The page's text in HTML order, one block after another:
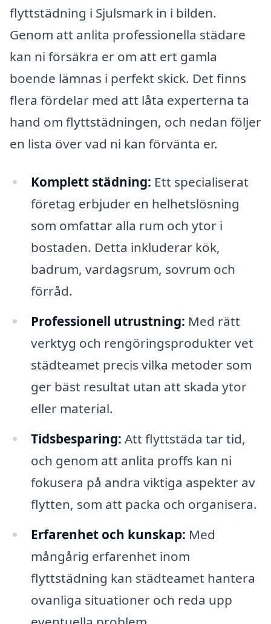
flyttstädning i Sjulsmark in i bilden.
Genom att anlita professionella städare
kan ni försäkra er om att ert gamla
boende lämnas i perfekt skick. Det finns
flera fördelar med att låta experterna ta
hand om flyttstädningen, och nedan följer
en lista över vad ni kan förvänta er.
Komplett städning: Ett specialiserat
företag erbjuder en helhetslösning
som omfattar alla rum och ytor i
bostaden. Detta inkluderar kök,
badrum, vardagsrum, sovrum och
förråd.
Professionell utrustning: Med rätt
verktyg och rengöringsprodukter vet
städteamet precis vilka metoder som
ger bäst resultat utan att skada ytor
eller material.
Tidsbesparing: Att flyttstäda tar tid,
och genom att anlita proffs kan ni
fokusera på andra viktiga aspekter av
flytten, som att packa och organisera.
Erfarenhet och kunskap: Med
mångårig erfarenhet inom
flyttstädning kan städteamet hantera
ovanliga situationer och reda upp